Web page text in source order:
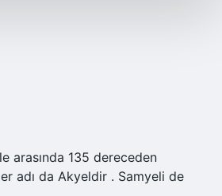
arasında 135 dereceden
adı da Akyeldir . Samyeli de